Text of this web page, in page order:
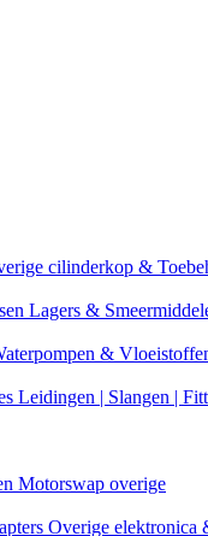
cilinderkop &
Lagers &
&
Leidingen | Slangen |
Motorswap overige
Overige elektronica